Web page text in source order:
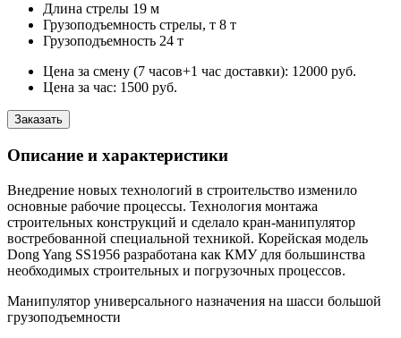
Длина стрелы 19 м
Грузоподъемность стрелы, т 8 т
Грузоподъемность 24 т
Цена за смену (7 часов+1 час доставки): 12000 руб.
Цена за час: 1500 руб.
Заказать
Описание и характеристики
Внедрение новых технологий в строительство изменило
основные рабочие процессы. Технология монтажа
строительных конструкций и сделало кран-манипулятор
востребованной специальной техникой. Корейская модель
Dong Yang SS1956 разработана как КМУ для большинства
необходимых строительных и погрузочных процессов.
Манипулятор универсального назначения на шасси большой
грузоподъемности